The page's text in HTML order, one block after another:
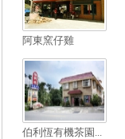
阿東窯仔雞
伯利恆有機茶園...